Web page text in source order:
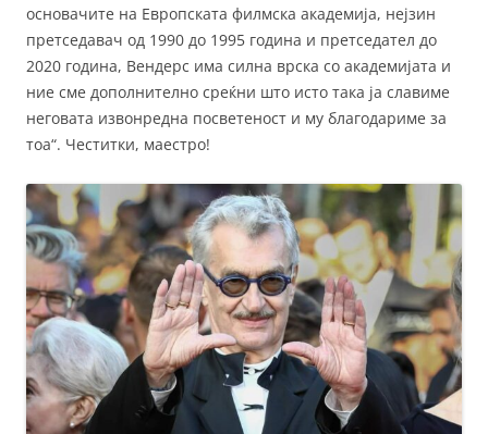
основачите на Европската филмска академија, нејзин
претседавач од 1990 до 1995 година и претседател до
2020 година, Вендерс има силна врска со академијата и
ние сме дополнително среќни што исто така ја славиме
неговата извонредна посветеност и му благодариме за
тоа“. Честитки, маестро!